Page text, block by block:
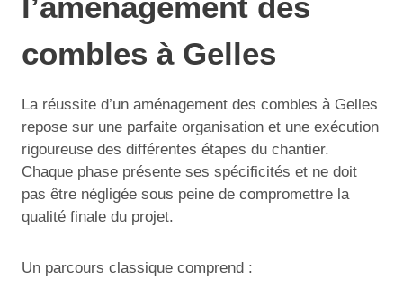
combles à Gelles
La réussite d’un aménagement des combles à Gelles
repose sur une parfaite organisation et une exécution
rigoureuse des différentes étapes du chantier.
Chaque phase présente ses spécificités et ne doit
pas être négligée sous peine de compromettre la
qualité finale du projet.
Un parcours classique comprend :